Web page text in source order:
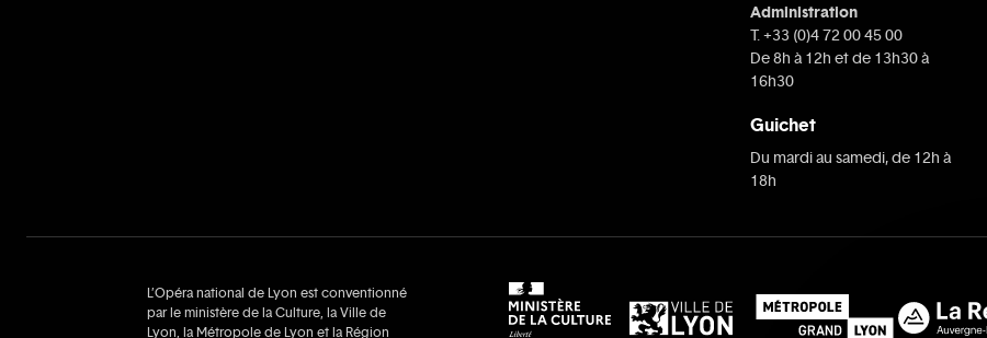
Administration
T. +33 (0)4 72 00 45 00
De 8h à 12h et de 13h30 à
16h30
Guichet
Du mardi au samedi, de 12h à
18h
L’Opéra national de Lyon est conventionné
par le ministère de la Culture, la Ville de
Lyon, la Métropole de Lyon et la Région